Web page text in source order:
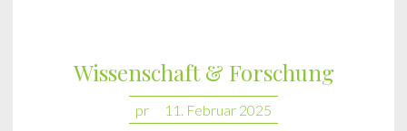
Wissenschaft & Forschung
pr 11. Februar 2025